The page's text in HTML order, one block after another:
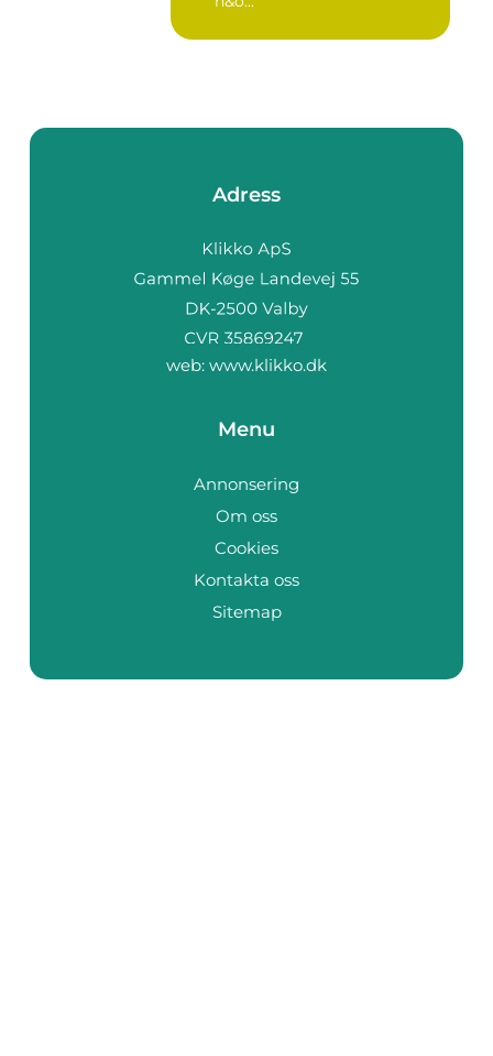
Adress
web: www.klikko.dk
Menu
Annonsering
Om oss
Cookies
Kontakta oss
Sitemap